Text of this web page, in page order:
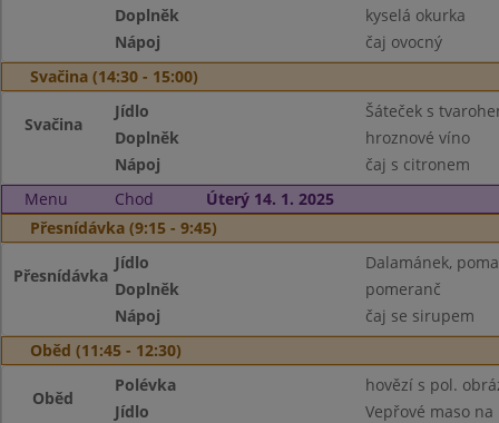
Doplněk
kyselá okurka
Nápoj
čaj ovocný
Svačina (14:30 - 15:00)
Svačina
Jídlo
Šáteček s
Doplněk
hroznové víno
Nápoj
čaj s citronem
Menu
Chod
Úterý 14. 1. 2025
Přesnídávka (9:15 - 9:45)
Přesnídávka
Jídlo
Dalamánek,
Doplněk
pomeranč
Nápoj
čaj se sirupem
Oběd (11:45 - 12:30)
Oběd
Polévka
hovězí s pol.
Jídlo
Vepřové maso